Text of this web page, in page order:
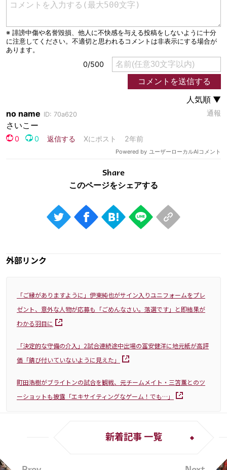
Share
外部リンク
「ご縁がありますように」伊東純也がサイン入りユニフォームをプレ
ゼント、意外な人物が応募も「ごめんなさい。落選です」と即結果が
わかる羽目に
「決定的な守備の介入」2試合連続途中出場の冨安健洋に地元紙が高評
価「錆び付いていないように見えた」
町田浩樹がブライトンの試合を観戦、元チームメイト・三笘薫とのツ
ーショットも披露「エキサイティングなゲーム！でも…」
新着記事 一覧